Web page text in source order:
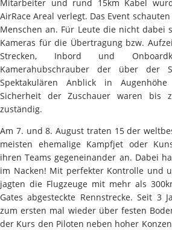
Mitarbeiter und rund 15km Kabel
AirRace Areal verlegt. Das Event
Menschen an. Für Leute die nicht dabei
Kameras für die Übertragung bzw.
Strecken, Inbord und
Kamerahubschrauber der über der
Spektakulären Anblick in
Sicherheit der Zuschauer waren bis
zuständig.
Am 7. und 8. August traten 15 der
meisten ehemalige Kampfjet oder
ihren Teams gegeneinander an. Dabei
im Nacken! Mit perfekter Kontrolle und
jagten die Flugzeuge mit mehr als
Gates abgesteckte Rennstrecke. Seit 3
zum ersten mal wieder über festen
der Kurs den Piloten neben hoher